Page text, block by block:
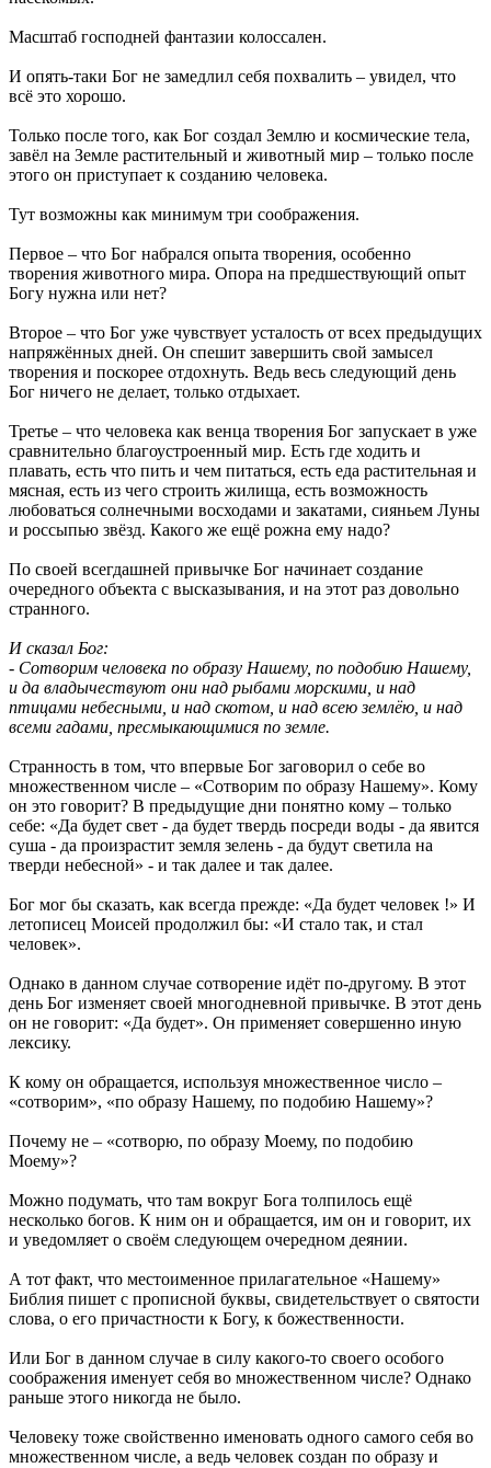
Масштаб господней фантазии колоссален.
И опять-таки Бог не замедлил себя похвалить – увидел, что
всё это хорошо.
Только после того, как Бог создал Землю и космические тела,
завёл на Земле растительный и животный мир – только после
этого он приступает к созданию человека.
Тут возможны как минимум три соображения.
Первое – что Бог набрался опыта творения, особенно
творения животного мира. Опора на предшествующий опыт
Богу нужна или нет?
Второе – что Бог уже чувствует усталость от всех предыдущих
напряжённых дней. Он спешит завершить свой замысел
творения и поскорее отдохнуть. Ведь весь следующий день
Бог ничего не делает, только отдыхает.
Третье – что человека как венца творения Бог запускает в уже
сравнительно благоустроенный мир. Есть где ходить и
плавать, есть что пить и чем питаться, есть еда растительная и
мясная, есть из чего строить жилища, есть возможность
любоваться солнечными восходами и закатами, сияньем Луны
и россыпью звёзд. Какого же ещё рожна ему надо?
По своей всегдашней привычке Бог начинает создание
очередного объекта с высказывания, и на этот раз довольно
странного.
И сказал Бог:
- Сотворим человека по образу Нашему, по подобию Нашему,
и да владычествуют они над рыбами морскими, и над
птицами небесными, и над скотом, и над всею землёю, и над
всеми гадами, пресмыкающимися по земле.
Странность в том, что впервые Бог заговорил о себе во
множественном числе – «Сотворим по образу Нашему». Кому
он это говорит? В предыдущие дни понятно кому – только
себе: «Да будет свет - да будет твердь посреди воды - да явится
суша - да произрастит земля зелень - да будут светила на
тверди небесной» - и так далее и так далее.
Бог мог бы сказать, как всегда прежде: «Да будет человек !» И
летописец Моисей продолжил бы: «И стало так, и стал
человек».
Однако в данном случае сотворение идёт по-другому. В этот
день Бог изменяет своей многодневной привычке. В этот день
он не говорит: «Да будет». Он применяет совершенно иную
лексику.
К кому он обращается, используя множественное число –
«сотворим», «по образу Нашему, по подобию Нашему»?
Почему не – «сотворю, по образу Моему, по подобию
Моему»?
Можно подумать, что там вокруг Бога толпилось ещё
несколько богов. К ним он и обращается, им он и говорит, их
и уведомляет о своём следующем очередном деянии.
А тот факт, что местоименное прилагательное «Нашему»
Библия пишет с прописной буквы, свидетельствует о святости
слова, о его причастности к Богу, к божественности.
Или Бог в данном случае в силу какого-то своего особого
соображения именует себя во множественном числе? Однако
раньше этого никогда не было.
Человеку тоже свойственно именовать одного самого себя во
множественном числе, а ведь человек создан по образу и